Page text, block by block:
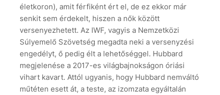
életkoron), amit férfiként ért el, de ez ekkor már
senkit sem érdekelt, hiszen a nők között
versenyezhetett. Az IWF, vagyis a Nemzetközi
Súlyemelő Szövetség megadta neki a versenyzési
engedélyt, ő pedig élt a lehetőséggel. Hubbard
megjelenése a 2017-es világbajnokságon óriási
vihart kavart. Attól ugyanis, hogy Hubbard nemváltó
műtéten esett át, a teste, az izomzata egyáltalán